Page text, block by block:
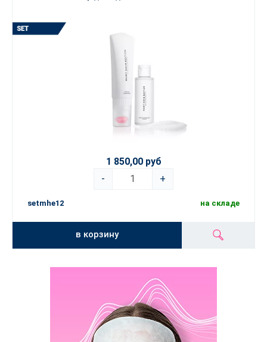
1 850,00 руб
-
+
setmhe12 на складе
в корзину